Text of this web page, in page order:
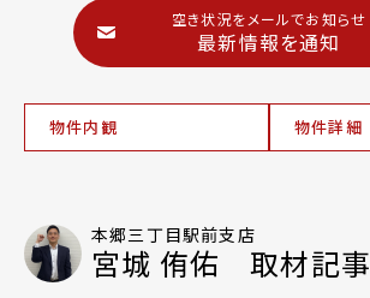
空き状況をメールでお知らせ
最新情報を通知
物件内観 物件詳細
本郷三丁目駅前支店
宮城 侑佑 取材記事